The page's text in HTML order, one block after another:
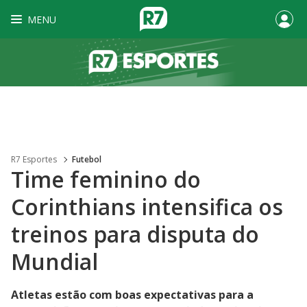
MENU
R7 Esportes Futebol
Time feminino do
Corinthians intensifica os
treinos para disputa do
Mundial
Atletas estão com boas expectativas para a